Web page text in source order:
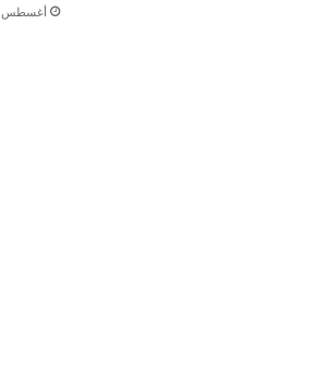
أغسطس 6, 2026